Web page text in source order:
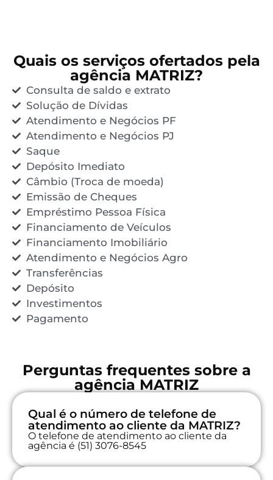
Quais os serviços ofertados pela
agência MATRIZ?
Consulta de saldo e extrato
Solução de Dívidas
Atendimento e Negócios PF
Atendimento e Negócios PJ
Saque
Depósito Imediato
Câmbio (Troca de moeda)
Emissão de Cheques
Empréstimo Pessoa Física
Financiamento de Veículos
Financiamento Imobiliário
Atendimento e Negócios Agro
Transferências
Depósito
Investimentos
Pagamento
Perguntas frequentes sobre a
agência MATRIZ
Qual é o número de telefone de
atendimento ao cliente da MATRIZ?
O telefone de atendimento ao cliente da
agência é (51) 3076-8545